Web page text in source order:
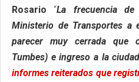
Rosario “La frecuencia
Ministerio de Transportes a
parecer muy cerrada que
Tumbes) e ingreso a la
informes reiterados que